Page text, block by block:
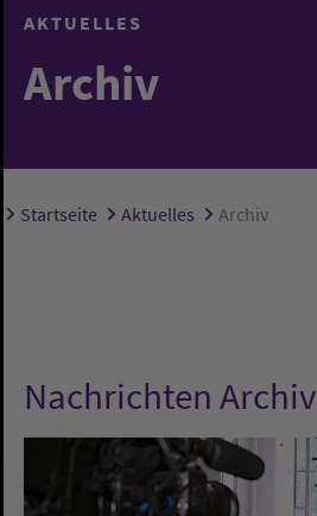
AKTUELLES
Archiv
Sie sind hier:
Startseite Aktuelles Archiv
Nachrichten Archiv